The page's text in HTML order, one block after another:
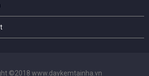
©2018 www.daykemtainha.vn